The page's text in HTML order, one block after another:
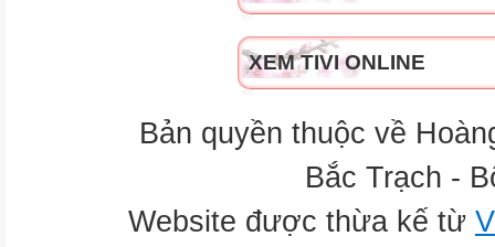
XEM TIVI ONLINE
Bản quyền thuộc về
Bắc Trạch -
Website được thừa kế từ